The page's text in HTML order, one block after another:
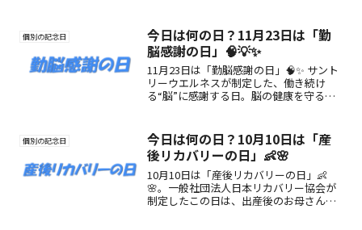
伝える特別な日です。
個別の記念日
今日は何の日？11月23日は「勤
脳感謝の日」🧠💡✨
11月23日は「勤脳感謝の日」🧠✨ サント
リーウエルネスが制定した、働き続け
る“脳”に感謝する日。脳の健康を守るヒ
個別の記念日
今日は何の日？10月10日は「産
後リカバリーの日」👶🌸
10月10日は「産後リカバリーの日」👶
🌸。一般社団法人日本リカバリー協会が
制定したこの日は、出産後のお母さんの